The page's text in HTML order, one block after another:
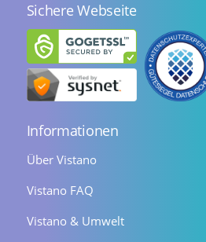
Sichere Webseite
Informationen
Über Vistano
Vistano FAQ
Vistano & Umwelt